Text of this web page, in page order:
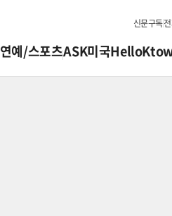
신문구독
연예/스포츠ASK미국